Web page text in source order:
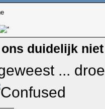
duidelijk
...